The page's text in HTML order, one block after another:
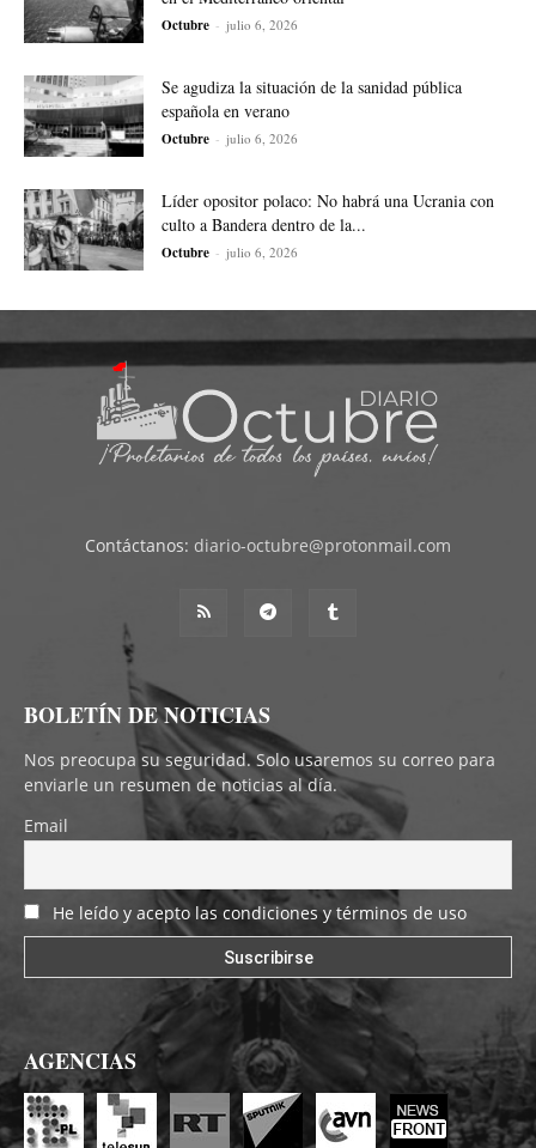
Octubre - julio 6, 2026
Se agudiza la situación de la sanidad pública
española en verano
Octubre - julio 6, 2026
Líder opositor polaco: No habrá una Ucrania con
culto a Bandera dentro de la...
Octubre - julio 6, 2026
Contáctanos: diario-octubre@protonmail.com
BOLETÍN DE NOTICIAS
Nos preocupa su seguridad. Solo usaremos su correo para
enviarle un resumen de noticias al día.
Email
He leído y acepto las condiciones y términos de uso
AGENCIAS